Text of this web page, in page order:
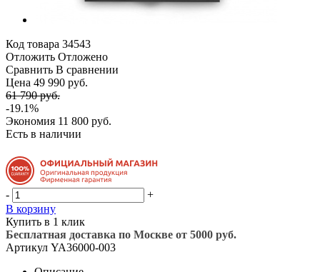
Код товара 34543
Отложить Отложено
Сравнить В сравнении
Цена 49 990 руб.
61 790 руб.
-19.1%
Экономия 11 800 руб.
Есть в наличии
-
+
В корзину
Купить в 1 клик
Бесплатная доставка по Москве от 5000 руб.
Артикул YA36000-003